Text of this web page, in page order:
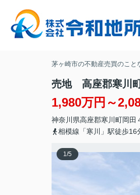
茅ヶ崎市の不動産売買のこと
売地 高座郡寒川
1,980万円～
神奈川県高座郡寒川町岡田
相模線「寒川」駅徒歩16
1/5